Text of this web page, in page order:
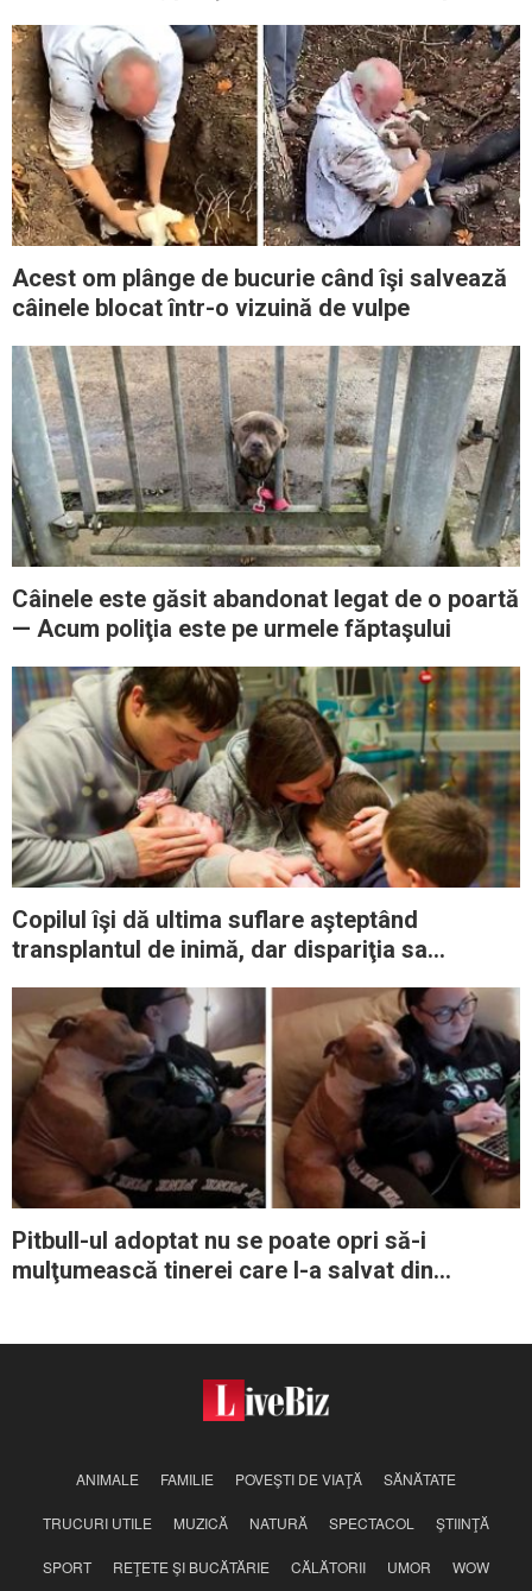
Acest om plânge de bucurie când îşi salvează
câinele blocat într-o vizuină de vulpe
Câinele este găsit abandonat legat de o poartă
— Acum poliţia este pe urmele făptaşului
Copilul îşi dă ultima suflare aşteptând
transplantul de inimă, dar dispariţia sa
viral
Pitbull-ul adoptat nu se poate opri să-i
mulţumească tinerei care l-a salvat din
ANIMALE FAMILIE POVEŞTI DE VIAŢĂ SĂNĂTATE
TRUCURI UTILE MUZICĂ NATURĂ SPECTACOL ŞTIINŢĂ
SPORT REŢETE ŞI BUCĂTĂRIE CĂLĂTORII UMOR WOW